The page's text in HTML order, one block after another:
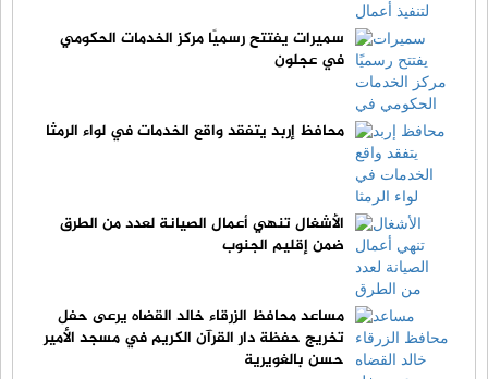
سميرات يفتتح رسميًا مركز الخدمات الحكومي
في عجلون
محافظ إربد يتفقد واقع الخدمات في لواء الرمثا
الأشغال تنهي أعمال الصيانة لعدد من الطرق
ضمن إقليم الجنوب
مساعد محافظ الزرقاء خالد القضاه يرعى حفل
تخريج حفظة دار القرآن الكريم في مسجد الأمير
حسن بالغويرية